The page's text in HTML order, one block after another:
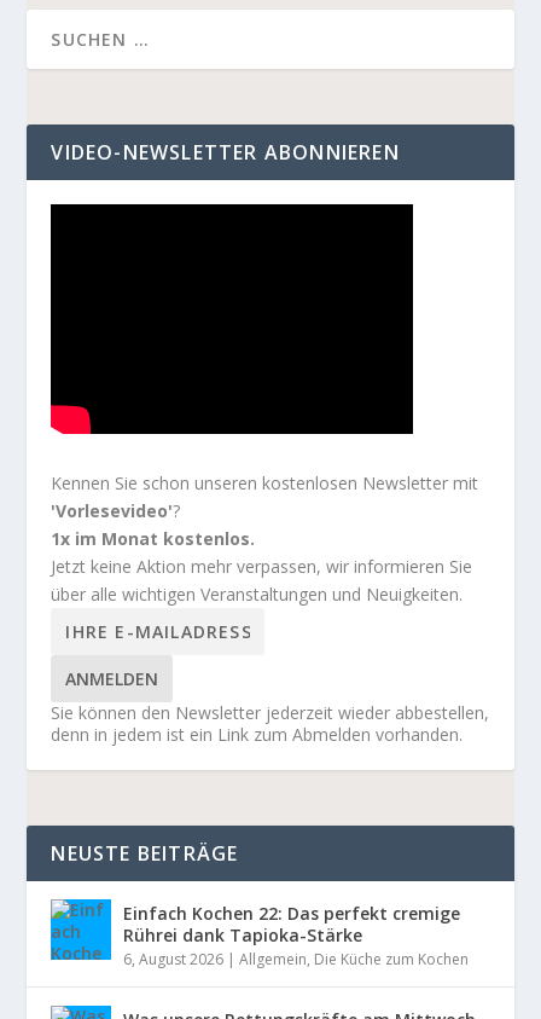
VIDEO-NEWSLETTER ABONNIEREN
Kennen Sie schon unseren kostenlosen Newsletter mit
'Vorlesevideo'?
1x im Monat kostenlos.
Jetzt keine Aktion mehr verpassen, wir informieren Sie
über alle wichtigen Veranstaltungen und Neuigkeiten.
ANMELDEN
Sie können den Newsletter jederzeit wieder abbestellen,
denn in jedem ist ein Link zum Abmelden vorhanden.
NEUSTE BEITRÄGE
Einfach Kochen 22: Das perfekt cremige
Rührei dank Tapioka-Stärke
6, August 2026 |Allgemein, Die Küche zum Kochen